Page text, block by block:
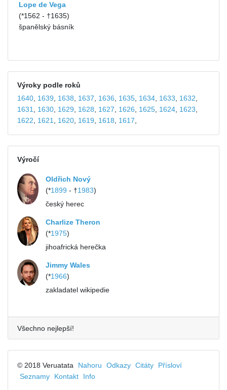
Lope de Vega
(*1562 - †1635)
španělský básník
Výroky podle roků
1640, 1639 1638 1637 1636 1635, 1634, 1633 1632
1631
1630, 1629 1628 1627 1626 1625, 1624, 1623
1622
1621 1620, 1619 1618 1617
Výročí
Oldřich Nový
(*1899 - †1983)
český herec
Charlize Theron
(*1975)
jihoafrická herečka
Jimmy Wales
(*1966)
zakladatel wikipedie
Všechno nejlepší!
© 2018 Veruatata Nahoru Odkazy Citáty
Přísloví
Seznamy
Kontakt Info